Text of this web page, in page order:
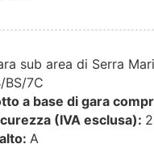
sub area di Serra
7C
a base di gara
(IVA esclusa):
A